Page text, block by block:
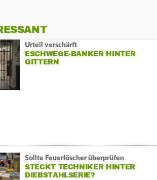
Urteil verschärft
ESCHWEGE-BANKER HINTER
GITTERN
Sollte Feuerlöscher überprüfen
STECKT TECHNIKER HINTER
DIEBSTAHLSERIE?